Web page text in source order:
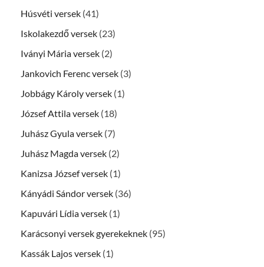
Húsvéti versek (41)
Iskolakezdő versek (23)
Iványi Mária versek (2)
Jankovich Ferenc versek (3)
Jobbágy Károly versek (1)
József Attila versek (18)
Juhász Gyula versek (7)
Juhász Magda versek (2)
Kanizsa József versek (1)
Kányádi Sándor versek (36)
Kapuvári Lídia versek (1)
Karácsonyi versek gyerekeknek (95)
Kassák Lajos versek (1)